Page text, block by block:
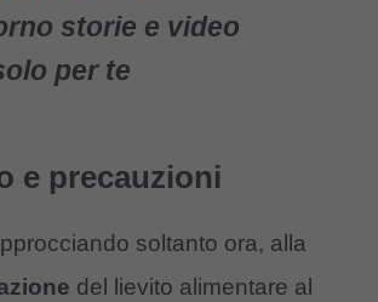
storie e video
per te
e precauzioni
soltanto ora, alla
del lievito alimentare al